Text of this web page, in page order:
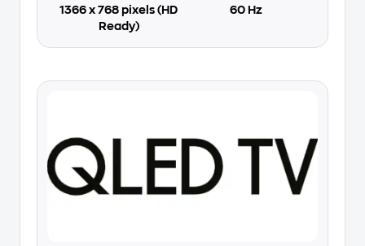
1366 x 768 pixels (HD
Ready)
60 Hz